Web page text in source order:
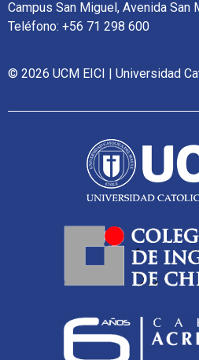
Campus San Miguel, Avenida San
Teléfono: +56 71 298 600
© 2026 UCM EICI | Universidad